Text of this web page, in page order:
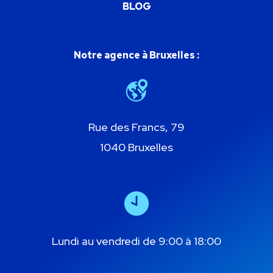
BLOG
Notre agence à Bruxelles :
Rue des Francs, 79
1040 Bruxelles
Lundi au vendredi de 9:00 à 18:00